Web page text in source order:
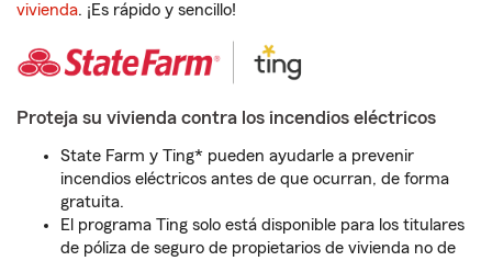
vivienda. ¡Es rápido y sencillo!
Proteja su vivienda contra los incendios eléctricos
State Farm y Ting* pueden ayudarle a prevenir
incendios eléctricos antes de que ocurran, de forma
gratuita.
El programa Ting solo está disponible para los titulares
de póliza de seguro de propietarios de vivienda no de